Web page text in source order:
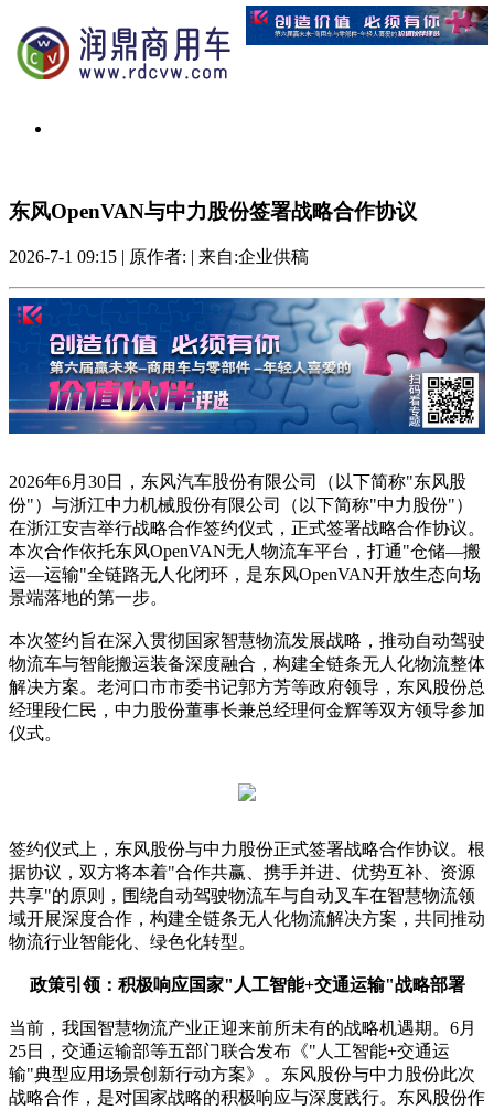
东风OpenVAN与中力股份签署战略合作协议
2026-7-1 09:15 | 原作者: | 来自:企业供稿
2026年6月30日，东风汽车股份有限公司（以下简称"东风股
份"）与浙江中力机械股份有限公司（以下简称"中力股份"）
在浙江安吉举行战略合作签约仪式，正式签署战略合作协议。
本次合作依托东风OpenVAN无人物流车平台，打通"仓储—搬
运—运输"全链路无人化闭环，是东风OpenVAN开放生态向场
景端落地的第一步。
本次签约旨在深入贯彻国家智慧物流发展战略，推动自动驾驶
物流车与智能搬运装备深度融合，构建全链条无人化物流整体
解决方案。老河口市市委书记郭方芳等政府领导，东风股份总
经理段仁民，中力股份董事长兼总经理何金辉等双方领导参加
仪式。
签约仪式上，东风股份与中力股份正式签署战略合作协议。根
据协议，双方将本着"合作共赢、携手并进、优势互补、资源
共享"的原则，围绕自动驾驶物流车与自动叉车在智慧物流领
域开展深度合作，构建全链条无人化物流解决方案，共同推动
物流行业智能化、绿色化转型。
政策引领：积极响应国家"人工智能+交通运输"战略部署
当前，我国智慧物流产业正迎来前所未有的战略机遇期。6月
25日，交通运输部等五部门联合发布《"人工智能+交通运
输"典型应用场景创新行动方案》。东风股份与中力股份此次
战略合作，是对国家战略的积极响应与深度践行。东风股份作